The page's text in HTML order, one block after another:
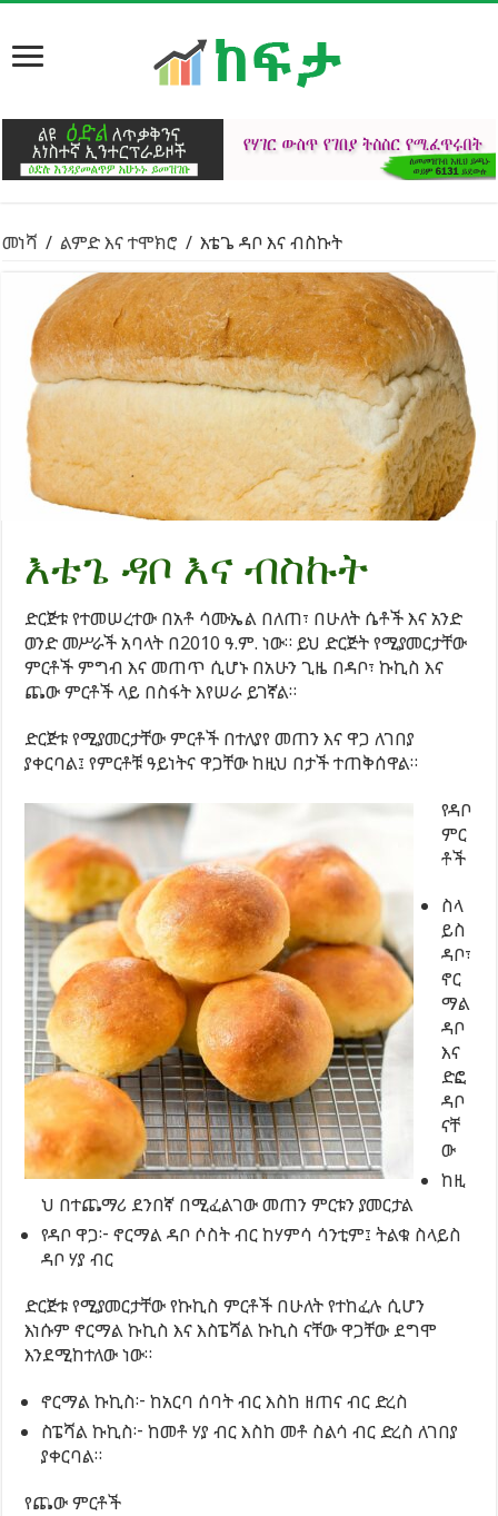
መነሻ / ልምድ እና ተሞክሮ / እቴጌ ዳቦ እና ብስኩት
እቴጌ ዳቦ እና ብስኩት
ድርጅቱ የተመሠረተው በአቶ ሳሙኤል በለጠ፣ በሁለት ሴቶች እና አንድ
ወንድ መሥራች አባላት በ2010 ዓ.ም. ነው። ይህ ድርጅት የሚያመርታቸው
ምርቶች ምግብ እና መጠጥ ሲሆኑ በአሁን ጊዜ በዳቦ፣ ኩኪስ እና
ጨው ምርቶች ላይ በስፋት እየሠራ ይገኛል።
ድርጅቱ የሚያመርታቸው ምርቶች በተለያየ መጠን እና ዋጋ ለገበያ
ያቀርባል፤ የምርቶቹ ዓይነትና ዋጋቸው ከዚህ በታች ተጠቅሰዋል።
የዳቦ
ምር
ቶች
ስላ
ይስ
ዳቦ፣
ኖር
ማል
ዳቦ
እና
ድፎ
ዳቦ
ናቸ
ው
ከዚ
ህ በተጨማሪ ደንበኛ በሚፈልገው መጠን ምርቱን ያመርታል
የዳቦ ዋጋ፦ ኖርማል ዳቦ ሶስት ብር ከሃምሳ ሳንቲም፤ ትልቁ ስላይስ
ዳቦ ሃያ ብር
ድርጅቱ የሚያመርታቸው የኩኪስ ምርቶች በሁለት የተከፈሉ ሲሆን
እነሱም ኖርማል ኩኪስ እና እስፔሻል ኩኪስ ናቸው ዋጋቸው ደግሞ
እንደሚከተለው ነው።
ኖርማል ኩኪስ፦ ከአርባ ሰባት ብር እስከ ዘጠና ብር ድረስ
ስፔሻል ኩኪስ፦ ከመቶ ሃያ ብር እስከ መቶ ስልሳ ብር ድረስ ለገበያ
ያቀርባል።
የጨው ምርቶች